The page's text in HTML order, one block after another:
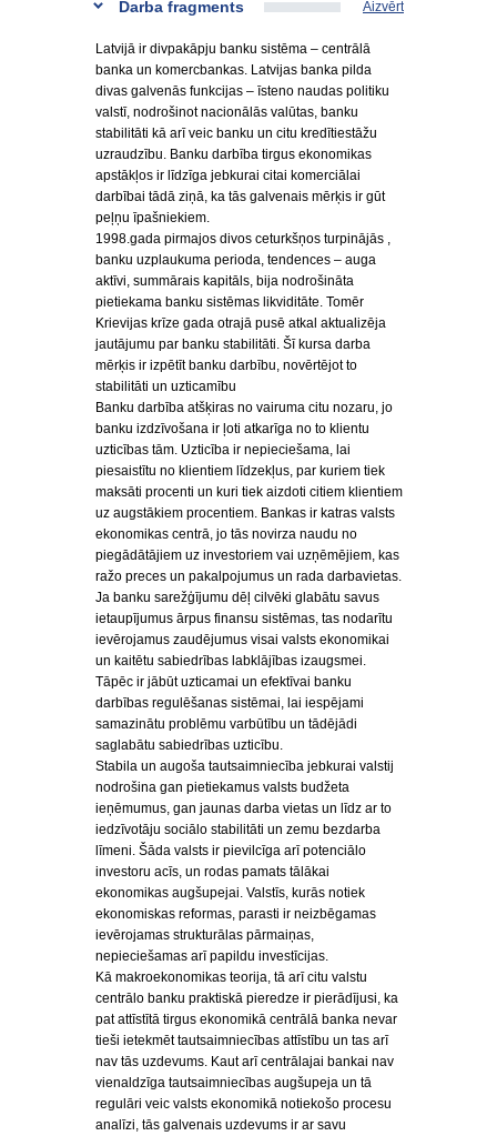
Darba fragments Aizvērt
Latvijā ir divpakāpju banku sistēma – centrālā
banka un komercbankas. Latvijas banka pilda
divas galvenās funkcijas – īsteno naudas politiku
valstī, nodrošinot nacionālās valūtas, banku
stabilitāti kā arī veic banku un citu kredītiestāžu
uzraudzību. Banku darbība tirgus ekonomikas
apstākļos ir līdzīga jebkurai citai komerciālai
darbībai tādā ziņā, ka tās galvenais mērķis ir gūt
peļņu īpašniekiem.
1998.gada pirmajos divos ceturkšņos turpinājās ,
banku uzplaukuma perioda, tendences – auga
aktīvi, summārais kapitāls, bija nodrošināta
pietiekama banku sistēmas likviditāte. Tomēr
Krievijas krīze gada otrajā pusē atkal aktualizēja
jautājumu par banku stabilitāti. Šī kursa darba
mērķis ir izpētīt banku darbību, novērtējot to
stabilitāti un uzticamību
Banku darbība atšķiras no vairuma citu nozaru, jo
banku izdzīvošana ir ļoti atkarīga no to klientu
uzticības tām. Uzticība ir nepieciešama, lai
piesaistītu no klientiem līdzekļus, par kuriem tiek
maksāti procenti un kuri tiek aizdoti citiem klientiem
uz augstākiem procentiem. Bankas ir katras valsts
ekonomikas centrā, jo tās novirza naudu no
piegādātājiem uz investoriem vai uzņēmējiem, kas
ražo preces un pakalpojumus un rada darbavietas.
Ja banku sarežģījumu dēļ cilvēki glabātu savus
ietaupījumus ārpus finansu sistēmas, tas nodarītu
ievērojamus zaudējumus visai valsts ekonomikai
un kaitētu sabiedrības labklājības izaugsmei.
Tāpēc ir jābūt uzticamai un efektīvai banku
darbības regulēšanas sistēmai, lai iespējami
samazinātu problēmu varbūtību un tādējādi
saglabātu sabiedrības uzticību.
Stabila un augoša tautsaimniecība jebkurai valstij
nodrošina gan pietiekamus valsts budžeta
ieņēmumus, gan jaunas darba vietas un līdz ar to
iedzīvotāju sociālo stabilitāti un zemu bezdarba
līmeni. Šāda valsts ir pievilcīga arī potenciālo
investoru acīs, un rodas pamats tālākai
ekonomikas augšupejai. Valstīs, kurās notiek
ekonomiskas reformas, parasti ir neizbēgamas
ievērojamas strukturālas pārmaiņas,
nepieciešamas arī papildu investīcijas.
Kā makroekonomikas teorija, tā arī citu valstu
centrālo banku praktiskā pieredze ir pierādījusi, ka
pat attīstītā tirgus ekonomikā centrālā banka nevar
tieši ietekmēt tautsaimniecības attīstību un tas arī
nav tās uzdevums. Kaut arī centrālajai bankai nav
vienaldzīga tautsaimniecības augšupeja un tā
regulāri veic valsts ekonomikā notiekošo procesu
analīzi, tās galvenais uzdevums ir ar savu